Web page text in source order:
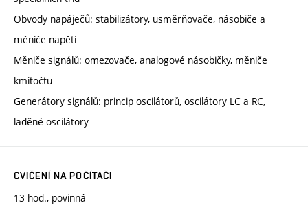
Obvody napáječů: stabilizátory, usměrňovače, násobiče a
měniče napětí
Měniče signálů: omezovače, analogové násobičky, měniče
kmitočtu
Generátory signálů: princip oscilátorů, oscilátory LC a RC,
laděné oscilátory
CVIČENÍ NA POČÍTAČI
13 hod., povinná